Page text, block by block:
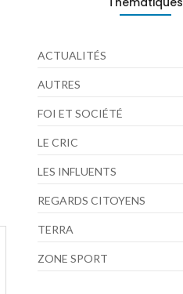
ACTUALITÉS
AUTRES
FOI ET SOCIÉTÉ
LE CRIC
LES INFLUENTS
REGARDS CITOYENS
TERRA
ZONE SPORT